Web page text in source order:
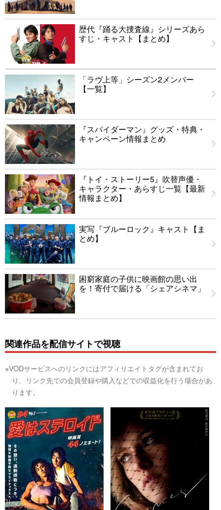
歴代『踊る大捜査線』シリーズあら
すじ・キャスト【まとめ】
「ラヴ上等」シーズン2メンバー
【一覧】
『スパイダーマン』グッズ・特典・
キャンペーン情報まとめ
『トイ・ストーリー5』吹替声優・
キャラクター・あらすじ一覧【最新
情報まとめ】
実写『ブルーロック』キャスト【ま
とめ】
困窮家庭の子供に映画館の思い出
を！寄付で届ける「シェアシネマ」
関連作品を配信サイトで視聴
※VODサービスへのリンクにはアフィリエイトタグが含まれてお
り、リンク先での会員登録や購入などでの収益化を行う場合があ
ります。